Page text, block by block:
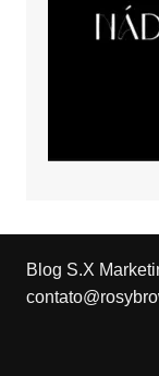
Blog S.X